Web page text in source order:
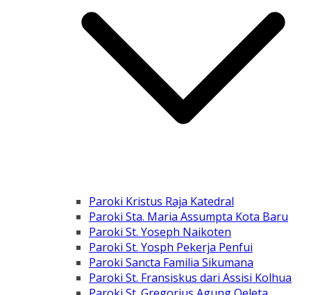
Paroki Kristus Raja Katedral
Paroki Sta. Maria Assumpta Kota Baru
Paroki St. Yoseph Naikoten
Paroki St. Yosph Pekerja Penfui
Paroki Sancta Familia Sikumana
Paroki St. Fransiskus dari Assisi Kolhua